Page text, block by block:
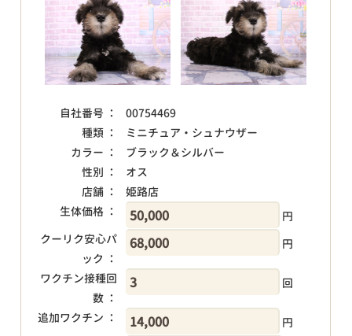
自社番号 ：
00754469
種類 ：
ミニチュア・シュナウザー
カラー ：
ブラック＆シルバー
性別 ：
オス
店舗 ：
姫路店
生体価格 ：
円
クーリク安心パ
ック ：
円
ワクチン接種回
数 ：
回
追加ワクチン ：
円